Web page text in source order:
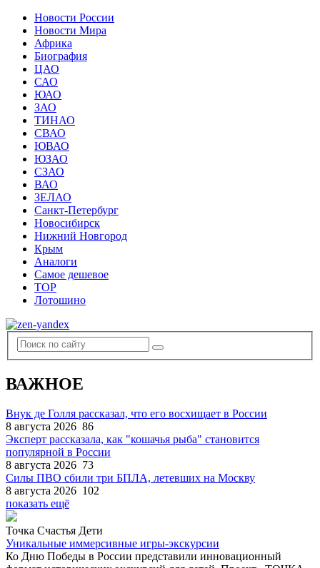
Новости России
Новости Мира
Африка
Биография
ЦАО
САО
ЮАО
ЗАО
ТИНАО
СВАО
ЮВАО
ЮЗАО
СЗАО
ВАО
ЗЕЛАО
Санкт-Петербург
Новосибирск
Нижний Новгород
Крым
Аналоги
Самое дешевое
TOP
Лотошино
ВАЖНОЕ
Внук де Голля рассказал, что его восхищает в России
8 августа 2026 86
Эксперт рассказала, как "кошачья рыба" становится
популярной в России
8 августа 2026 73
Силы ПВО сбили три БПЛА, летевших на Москву
8 августа 2026 102
показать ещё
Точка Счастья Дети
Уникальные иммерсивные игры-экскурсии
Ко Дню Победы в России представили инновационный